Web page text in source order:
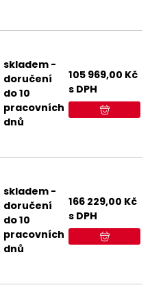
skladem -
doručení
do 10
pracovních
dnů
105 969,00 Kč
s DPH
skladem -
doručení
do 10
pracovních
dnů
166 229,00 Kč
s DPH